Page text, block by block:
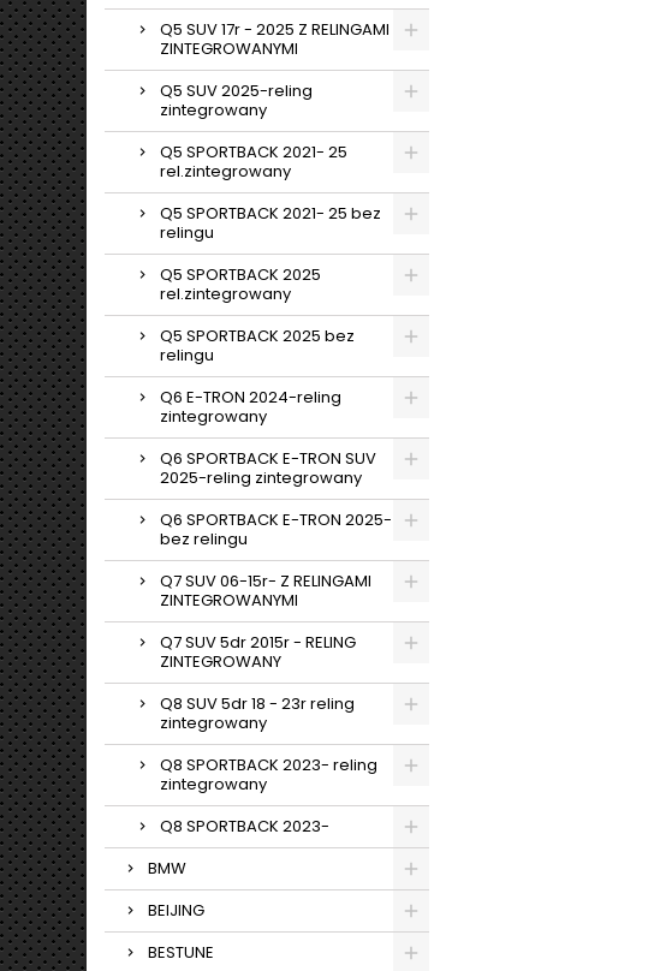
Q5 SUV 17r - 2025 Z RELINGAMI
ZINTEGROWANYMI
Q5 SUV 2025-reling
zintegrowany
Q5 SPORTBACK 2021- 25
rel.zintegrowany
Q5 SPORTBACK 2021- 25 bez
relingu
Q5 SPORTBACK 2025
rel.zintegrowany
Q5 SPORTBACK 2025 bez
relingu
Q6 E-TRON 2024-reling
zintegrowany
Q6 SPORTBACK E-TRON SUV
2025-reling zintegrowany
Q6 SPORTBACK E-TRON 2025-
bez relingu
Q7 SUV 06-15r- Z RELINGAMI
ZINTEGROWANYMI
Q7 SUV 5dr 2015r - RELING
ZINTEGROWANY
Q8 SUV 5dr 18 - 23r reling
zintegrowany
Q8 SPORTBACK 2023- reling
zintegrowany
Q8 SPORTBACK 2023-
BMW
BEIJING
BESTUNE